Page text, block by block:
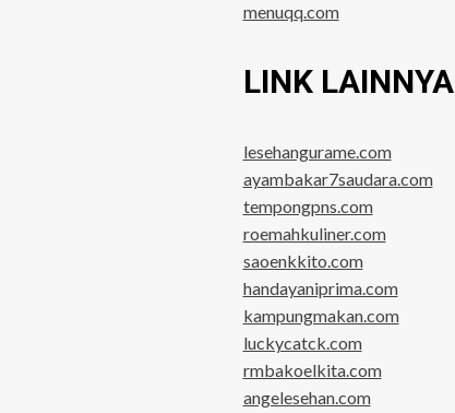
menuqq.com
LINK LAINNYA
lesehangurame.com
ayambakar7saudara.com
tempongpns.com
roemahkuliner.com
saoenkkito.com
handayaniprima.com
kampungmakan.com
luckycatck.com
rmbakoelkita.com
angelesehan.com